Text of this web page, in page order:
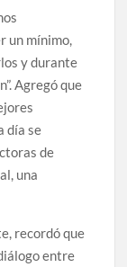
un mínimo,
y durante
Agregó que
día se
de
una
recordó que
entre